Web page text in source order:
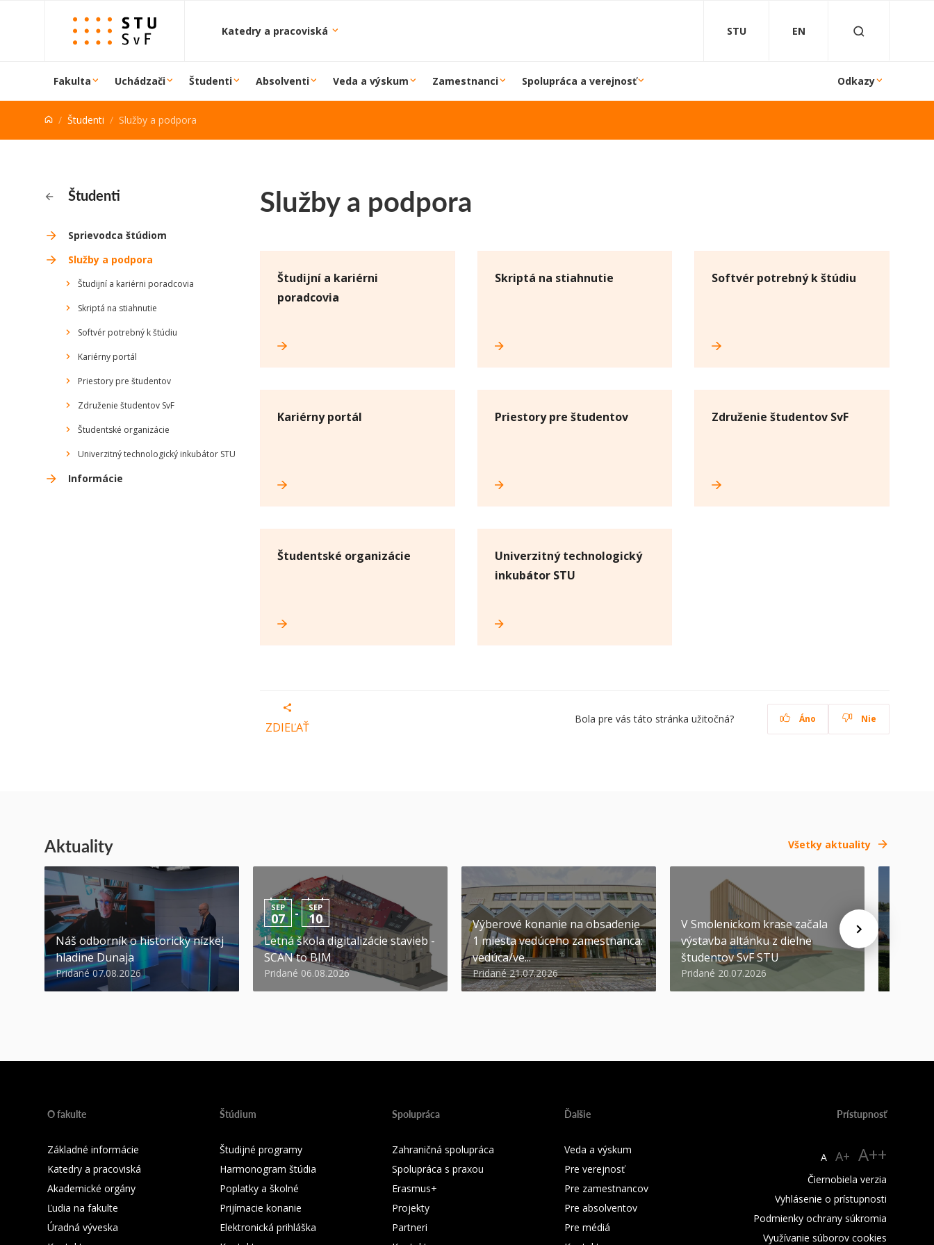
Prejsť na obsah
Katedry a pracoviská STU EN
Fakulta Uchádzači Študenti Absolventi Veda a výskum Zamestnanci Spolupráca a verejnosť Odkazy
Študenti Služby a podpora
Študenti
Sprievodca štúdiom
Služby a podpora
Študijní a kariérni poradcovia
Skriptá na stiahnutie
Softvér potrebný k štúdiu
Kariérny portál
Priestory pre študentov
Združenie študentov SvF
Študentské organizácie
Univerzitný technologický inkubátor STU
Informácie
Služby a podpora
Študijní a kariérni
poradcovia
Skriptá na stiahnutie Softvér potrebný k štúdiu
Kariérny portál Priestory pre študentov Združenie študentov SvF
Študentské organizácie
Univerzitný technologický
inkubátor STU
ZDIEĽAŤ
Bola pre vás táto stránka užitočná? Áno Nie
Aktuality Všetky aktuality
Náš odborník o historicky nízkej
hladine Dunaja
Pridané 07.08.2026
SEP
07 - SEP
10
Letná škola digitalizácie stavieb -
SCAN to BIM
Pridané 06.08.2026
Výberové konanie na obsadenie
1 miesta vedúceho zamestnanca:
vedúca/ve...
Pridané 21.07.2026
V Smolenickom krase začala
výstavba altánku z dielne
študentov SvF STU
Pridané 20.07.2026
O fakulte
Základné informácie
Katedry a pracoviská
Akademické orgány
Ľudia na fakulte
Úradná výveska
Štúdium
Študijné programy
Harmonogram štúdia
Poplatky a školné
Prijímacie konanie
Elektronická prihláška
Spolupráca
Zahraničná spolupráca
Spolupráca s praxou
Erasmus+
Projekty
Partneri
Ďalšie
Veda a výskum
Pre verejnosť
Pre zamestnancov
Pre absolventov
Pre médiá
Prístupnosť
A A+ A++
Čiernobiela verzia
Vyhlásenie o prístupnosti
Podmienky ochrany súkromia
Využívanie súborov cookies